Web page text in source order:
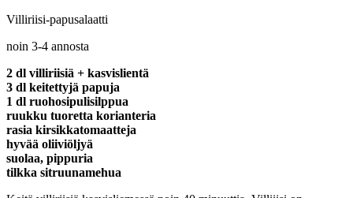
Villiriisi-papusalaatti
noin 3-4 annosta
2 dl villiriisiä + kasvislientä
3 dl keitettyjä papuja
1 dl ruohosipulisilppua
ruukku tuoretta korianteria
rasia kirsikkatomaatteja
hyvää oliiviöljyä
suolaa, pippuria
tilkka sitruunamehua